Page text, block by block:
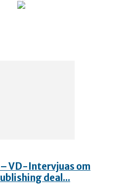
VD-Intervjuas om
deal...